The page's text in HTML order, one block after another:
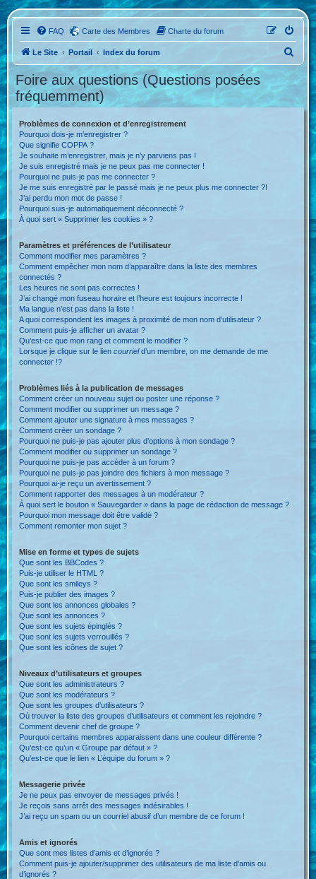
FAQ Carte des Membres Charte du forum
Le Site Portail Index du forum
c
Foire aux questions (Questions posées
fréquemment)
Problèmes de connexion et d’enregistrement
Pourquoi dois-je m’enregistrer ?
Que signifie COPPA ?
Je souhaite m’enregistrer, mais je n’y parviens pas !
Je suis enregistré mais je ne peux pas me connecter !
Pourquoi ne puis-je pas me connecter ?
Je me suis enregistré par le passé mais je ne peux plus me connecter ?!
J’ai perdu mon mot de passe !
Pourquoi suis-je automatiquement déconnecté ?
À quoi sert « Supprimer les cookies » ?
Paramètres et préférences de l’utilisateur
Comment modifier mes paramètres ?
Comment empêcher mon nom d’apparaître dans la liste des membres
connectés ?
Les heures ne sont pas correctes !
J’ai changé mon fuseau horaire et l’heure est toujours incorrecte !
Ma langue n’est pas dans la liste !
A quoi correspondent les images à proximité de mon nom d’utilisateur ?
Comment puis-je afficher un avatar ?
Qu’est-ce que mon rang et comment le modifier ?
Lorsque je clique sur le liencourrield’un membre, on me demande de me
connecter !?
Problèmes liés à la publication de messages
Comment créer un nouveau sujet ou poster une réponse ?
Comment modifier ou supprimer un message ?
Comment ajouter une signature à mes messages ?
Comment créer un sondage ?
Pourquoi ne puis-je pas ajouter plus d’options à mon sondage ?
Comment modifier ou supprimer un sondage ?
Pourquoi ne puis-je pas accéder à un forum ?
Pourquoi ne puis-je pas joindre des fichiers à mon message ?
Pourquoi ai-je reçu un avertissement ?
Comment rapporter des messages à un modérateur ?
À quoi sert le bouton « Sauvegarder » dans la page de rédaction de message ?
Pourquoi mon message doit être validé ?
Comment remonter mon sujet ?
Mise en forme et types de sujets
Que sont les BBCodes ?
Puis-je utiliser le HTML ?
Que sont les smileys ?
Puis-je publier des images ?
Que sont les annonces globales ?
Que sont les annonces ?
Que sont les sujets épinglés ?
Que sont les sujets verrouillés ?
Que sont les icônes de sujet ?
Niveaux d’utilisateurs et groupes
Que sont les administrateurs ?
Que sont les modérateurs ?
Que sont les groupes d’utilisateurs ?
Où trouver la liste des groupes d’utilisateurs et comment les rejoindre ?
Comment devenir chef de groupe ?
Pourquoi certains membres apparaissent dans une couleur différente ?
Qu’est-ce qu’un « Groupe par défaut » ?
Qu’est-ce que le lien « L’équipe du forum » ?
Messagerie privée
Je ne peux pas envoyer de messages privés !
Je reçois sans arrêt des messages indésirables !
J’ai reçu un spam ou un courriel abusif d’un membre de ce forum !
Amis et ignorés
Que sont mes listes d’amis et d’ignorés ?
Comment puis-je ajouter/supprimer des utilisateurs de ma liste d’amis ou
d’ignorés ?